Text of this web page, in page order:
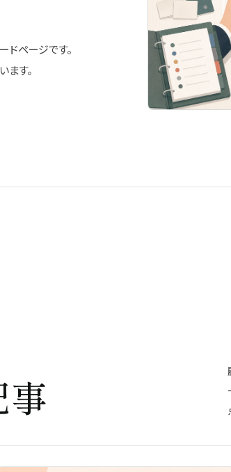
ページです。
す。
事